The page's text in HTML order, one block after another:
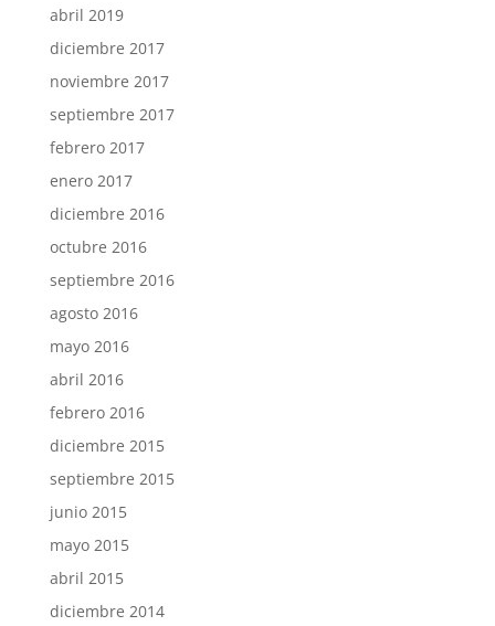
abril 2019
diciembre 2017
noviembre 2017
septiembre 2017
febrero 2017
enero 2017
diciembre 2016
octubre 2016
septiembre 2016
agosto 2016
mayo 2016
abril 2016
febrero 2016
diciembre 2015
septiembre 2015
junio 2015
mayo 2015
abril 2015
diciembre 2014